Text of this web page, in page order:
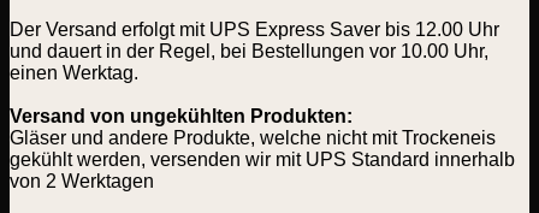
Der Versand erfolgt mit UPS Express Saver bis 12.00 Uhr
und dauert in der Regel, bei Bestellungen vor 10.00 Uhr,
einen Werktag.
Versand von ungekühlten Produkten:
Gläser und andere Produkte, welche nicht mit Trockeneis
gekühlt werden, versenden wir mit UPS Standard innerhalb
von 2 Werktagen